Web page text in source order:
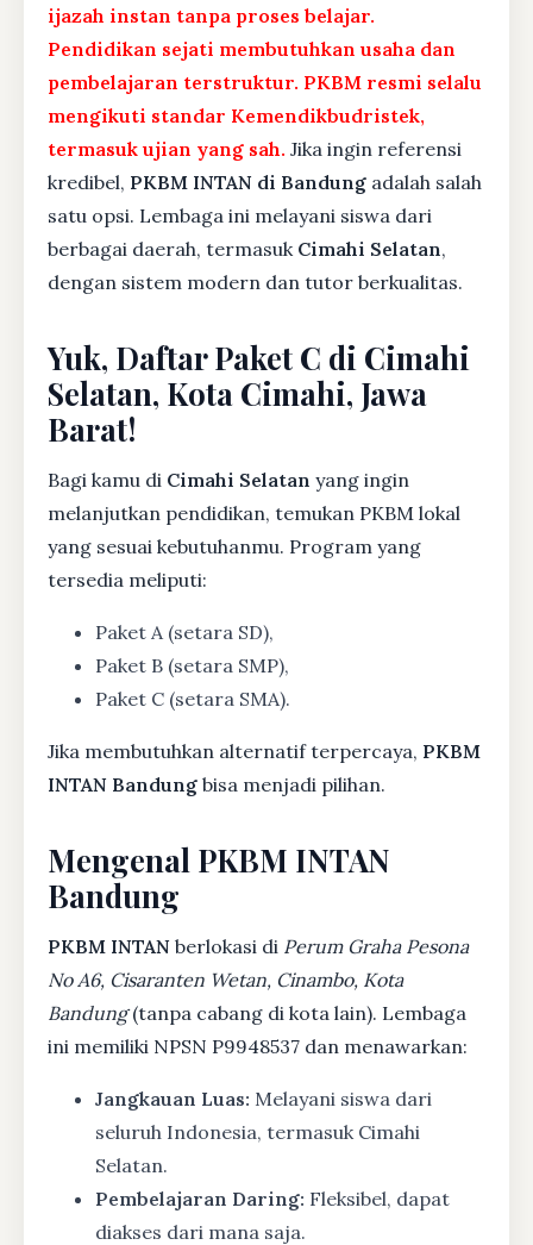
ijazah instan tanpa proses belajar.
Pendidikan sejati membutuhkan usaha dan
pembelajaran terstruktur. PKBM resmi selalu
mengikuti standar Kemendikbudristek,
termasuk ujian yang sah. Jika ingin referensi
kredibel, PKBM INTAN di Bandung adalah salah
satu opsi. Lembaga ini melayani siswa dari
berbagai daerah, termasuk Cimahi Selatan,
dengan sistem modern dan tutor berkualitas.
Yuk, Daftar Paket C di Cimahi
Selatan, Kota Cimahi, Jawa
Barat!
Bagi kamu di Cimahi Selatan yang ingin
melanjutkan pendidikan, temukan PKBM lokal
yang sesuai kebutuhanmu. Program yang
tersedia meliputi:
Paket A (setara SD),
Paket B (setara SMP),
Paket C (setara SMA).
Jika membutuhkan alternatif terpercaya, PKBM
INTAN Bandung bisa menjadi pilihan.
Mengenal PKBM INTAN
Bandung
PKBM INTAN berlokasi di Perum Graha Pesona
No A6, Cisaranten Wetan, Cinambo, Kota
Bandung(tanpa cabang di kota lain). Lembaga
ini memiliki NPSN P9948537 dan menawarkan:
Jangkauan Luas: Melayani siswa dari
seluruh Indonesia, termasuk Cimahi
Selatan.
Pembelajaran Daring: Fleksibel, dapat
diakses dari mana saja.